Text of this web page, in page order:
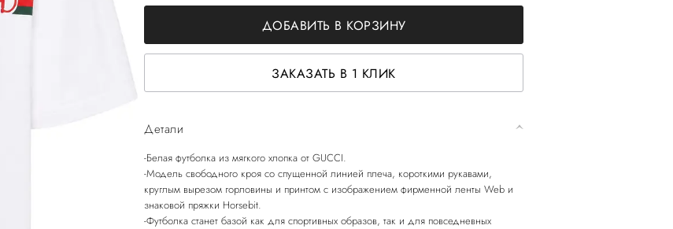
ДОБАВИТЬ В КОРЗИНУ
ЗАКАЗАТЬ В 1 КЛИК
Детали
-Белая футболка из мягкого хлопка от GUCCI.
-Модель свободного кроя со спущенной линией плеча, короткими рукавами,
круглым вырезом горловины и принтом с изображением фирменной ленты Web и
знаковой пряжки Horsebit.
-Футболка станет базой как для спортивных образов, так и для повседневных